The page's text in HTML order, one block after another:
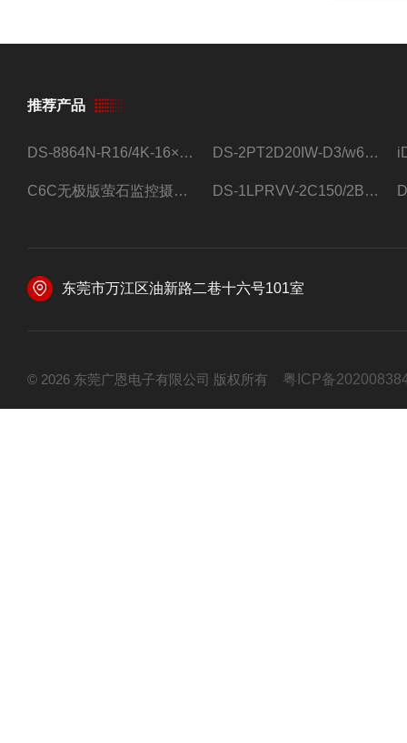
推荐产品
DS-8864N-R16/4K-16×4T/希捷16盘位录像机 DS-2PT2D20IW-D3/w64路高清硬盘录像机
C6C无极版萤石监控摄像头 DS-1LPRVV-2C150/2B监控室外夜视高清电源线护套线200米/卷
东莞市万江区油新路二巷十六号101室
© 2026 东莞广恩电子有限公司 版权所有 粤ICP备